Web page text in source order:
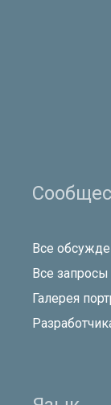
Все
Все запросы
Галерея